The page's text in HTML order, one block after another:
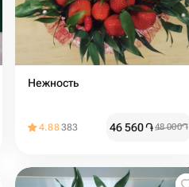
Нежность
4.88383 46 560֏48 000֏